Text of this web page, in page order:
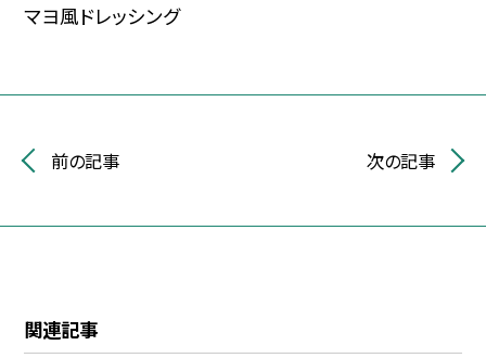
マヨ風ドレッシング
前の記事 次の記事
関連記事